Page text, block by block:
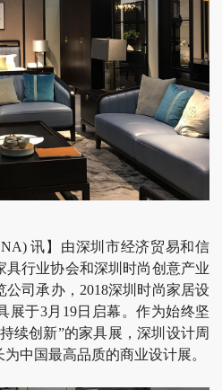
讯】由深圳市经济贸易和信
具行业协会和深圳时尚创意产业
司承办，2018深圳时尚家居设
展于3月19日启幕。作为始终坚
续创新”的家具展，深圳设计周
中国最高品质的商业设计展。